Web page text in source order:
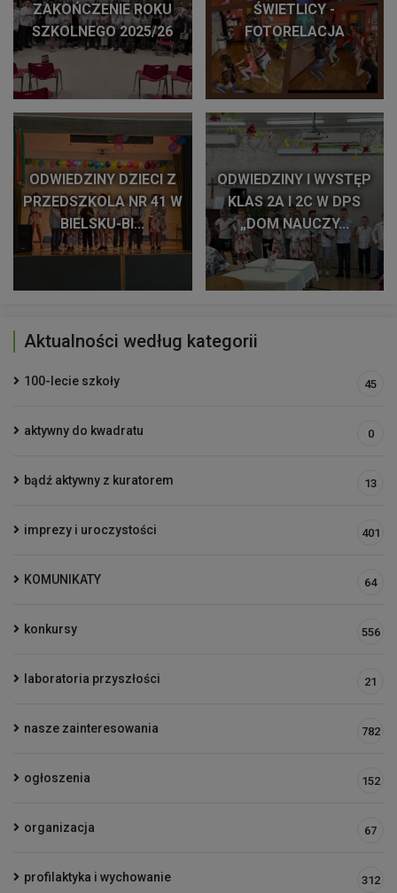
ZAKOŃCZENIE ROKU
SZKOLNEGO 2025/26
ŚWIETLICY -
FOTORELACJA
ODWIEDZINY DZIECI Z
PRZEDSZKOLA NR 41 W
BIELSKU-BI...
ODWIEDZINY I WYSTĘP
KLAS 2A I 2C W DPS
„DOM NAUCZY...
Aktualności według kategorii
100-lecie szkoły 45
aktywny do kwadratu 0
bądź aktywny z kuratorem 13
imprezy i uroczystości 401
KOMUNIKATY 64
konkursy 556
laboratoria przyszłości 21
nasze zainteresowania 782
ogłoszenia 152
organizacja 67
profilaktyka i wychowanie 312